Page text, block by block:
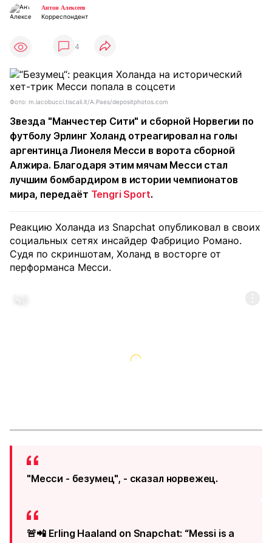
Антон Алексеев
Корреспондент
4
Фото: m.iacobucci.tiscali.it/A.Paes/depositphotos.com
Звезда "Манчестер Сити" и сборной Норвегии по
футболу Эрлинг Холанд отреагировал на голы
аргентинца Лионеля Месси в ворота сборной
Алжира. Благодаря этим мячам Месси стал
лучшим бомбардиром в истории чемпионатов
мира, передаёт Tengri Sport.
Реакцию Холанда из Snapchat опубликовал в своих
социальных сетях инсайдер Фабрицио Романо.
Судя по скриншотам, Холанд в восторге от
перформанса Месси.
"Месси - безумец", - сказал норвежец.
🚨📲 Erling Haaland on Snapchat: “Messi is a